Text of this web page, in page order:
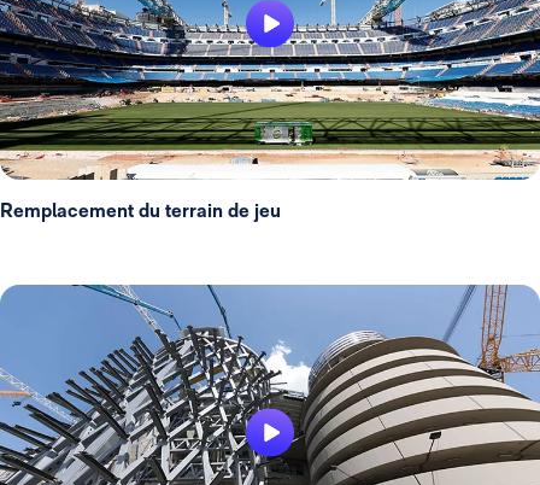
Remplacement du terrain de jeu